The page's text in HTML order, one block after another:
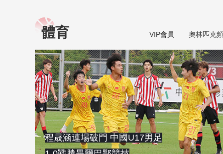
體育 VIP會員 奧林匹克
程晟涵連場破門 中國U17男足